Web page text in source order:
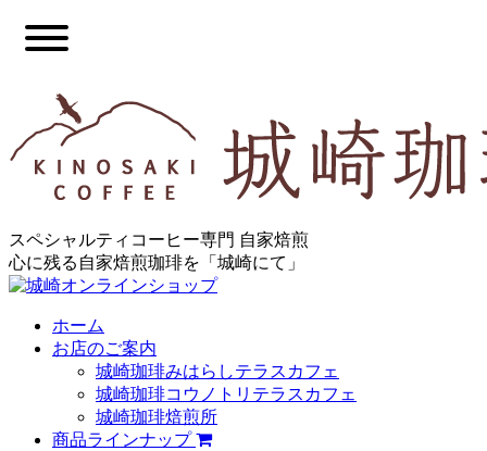
スペシャルティコーヒー専門 自家焙煎
心に残る自家焙煎珈琲を「城崎にて」
ホーム
お店のご案内
城崎珈琲みはらしテラスカフェ
城崎珈琲コウノトリテラスカフェ
城崎珈琲焙煎所
商品ラインナップ